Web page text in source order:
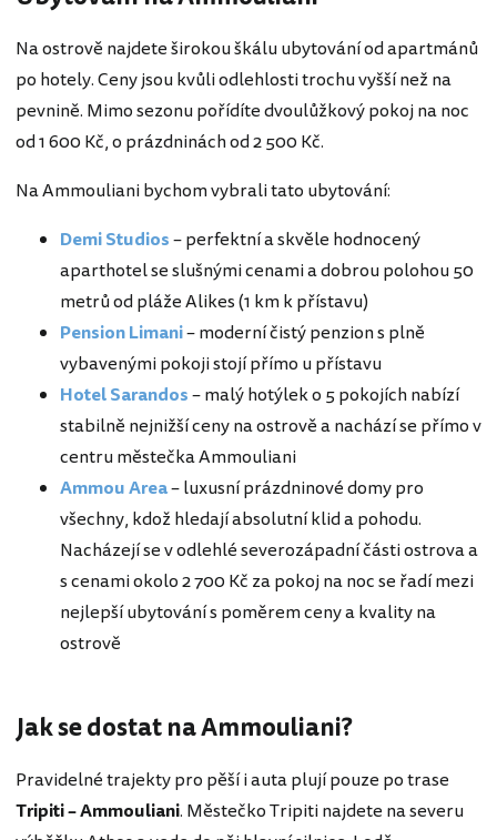
Na ostrově najdete širokou škálu ubytování od apartmánů
po hotely. Ceny jsou kvůli odlehlosti trochu vyšší než na
pevnině. Mimo sezonu pořídíte dvoulůžkový pokoj na noc
od 1 600 Kč, o prázdninách od 2 500 Kč.
Na Ammouliani bychom vybrali tato ubytování:
Demi Studios– perfektní a skvěle hodnocený
aparthotel se slušnými cenami a dobrou polohou 50
metrů od pláže Alikes (1 km k přístavu)
Pension Limani– moderní čistý penzion s plně
vybavenými pokoji stojí přímo u přístavu
Hotel Sarandos– malý hotýlek o 5 pokojích nabízí
stabilně nejnižší ceny na ostrově a nachází se přímo v
centru městečka Ammouliani
Ammou Area– luxusní prázdninové domy pro
všechny, kdož hledají absolutní klid a pohodu.
Nacházejí se v odlehlé severozápadní části ostrova a
s cenami okolo 2 700 Kč za pokoj na noc se řadí mezi
nejlepší ubytování s poměrem ceny a kvality na
ostrově
Jak se dostat na Ammouliani?
Pravidelné trajekty pro pěší i auta plují pouze po trase
Tripiti – Ammouliani. Městečko Tripiti najdete na severu